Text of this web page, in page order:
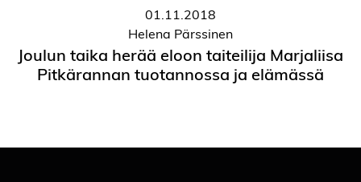
01.11.2018
Helena Pärssinen
Joulun taika herää eloon taiteilija Marjaliisa
Pitkärannan tuotannossa ja elämässä